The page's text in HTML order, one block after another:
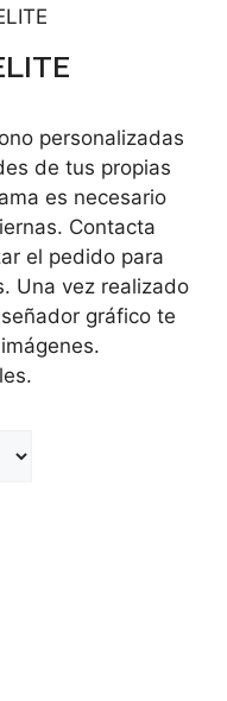
personalizadas
de tus propias
es necesario
Contacta
el pedido para
Una vez realizado
gráfico te